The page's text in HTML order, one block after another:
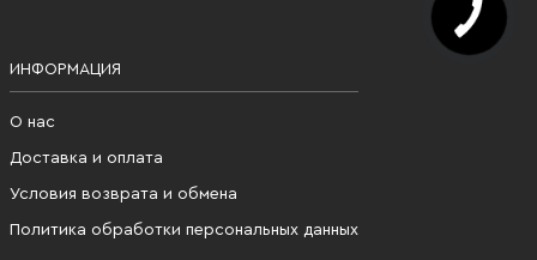
ИНФОРМАЦИЯ
О нас
Доставка и оплата
Условия возврата и обмена
Политика обработки персональных данных